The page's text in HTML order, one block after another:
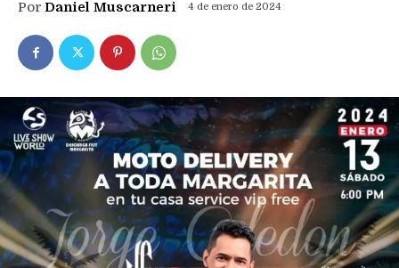
Por Daniel Muscarneri 4 de enero de 2024